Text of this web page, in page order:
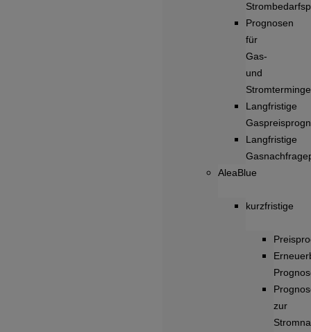
Prognosen
für
Gas-
und
Langfristige
Langfristige
AleaBlue
kurzfristige
zur